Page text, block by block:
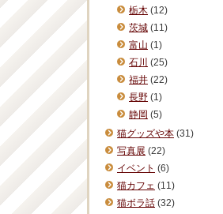
栃木 (12)
茨城 (11)
富山 (1)
石川 (25)
福井 (22)
長野 (1)
静岡 (5)
猫グッズや本 (31)
写真展 (22)
イベント (6)
猫カフェ (11)
猫ボラ話 (32)